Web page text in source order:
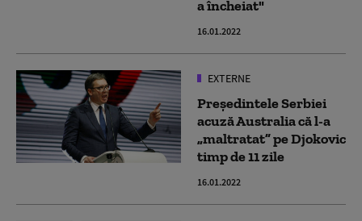
a încheiat"
16.01.2022
EXTERNE
Președintele Serbiei
acuză Australia că l-a
„maltratat” pe Djokovic
timp de 11 zile
16.01.2022